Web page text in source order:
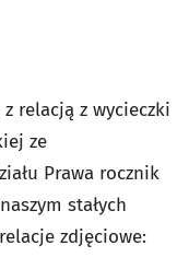
relacją z wycieczki
ze
Prawa rocznik
stałych
zdjęciowe: